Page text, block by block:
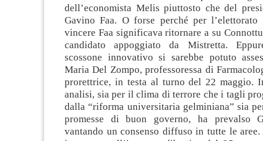
dell’economista Melis piuttosto che del
Gavino Faa. O forse perché per l’elettorato
vincere Faa significava ritornare a su
candidato appoggiato da Mistretta.
scossone innovativo si sarebbe potuto
Maria Del Zompo, professoressa di
prorettrice, in testa al turno del 22 maggio.
analisi, sia per il clima di terrore che i tagli
dalla “riforma universitaria gelminiana” sia
promesse di buon governo, ha prevalso
vantando un consenso diffuso in tutte le